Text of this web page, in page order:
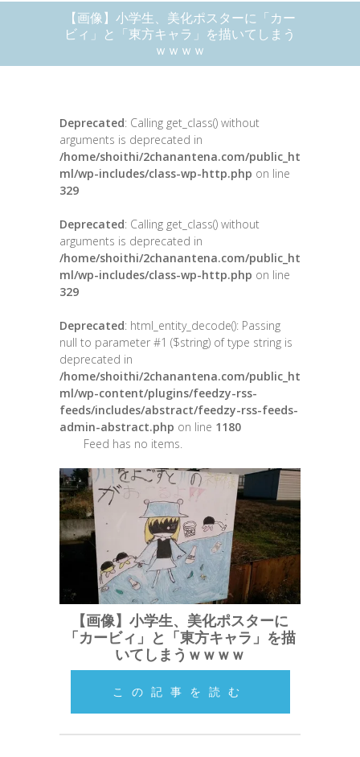
【画像】小学生、美化ポスターに「カー
ビィ」と「東方キャラ」を描いてしまう
ｗｗｗｗ
Deprecated: Calling get_class() without
arguments is deprecated in
/home/shoithi/2chanantena.com/public_ht
ml/wp-includes/class-wp-http.php on line
329
Deprecated: Calling get_class() without
arguments is deprecated in
/home/shoithi/2chanantena.com/public_ht
ml/wp-includes/class-wp-http.php on line
329
Deprecated: html_entity_decode(): Passing
null to parameter #1 ($string) of type string is
deprecated in
/home/shoithi/2chanantena.com/public_ht
ml/wp-content/plugins/feedzy-rss-
feeds/includes/abstract/feedzy-rss-feeds-
admin-abstract.php on line 1180
Feed has no items.
【画像】小学生、美化ポスターに
「カービィ」と「東方キャラ」を描
いてしまうｗｗｗｗ
この記事を読む